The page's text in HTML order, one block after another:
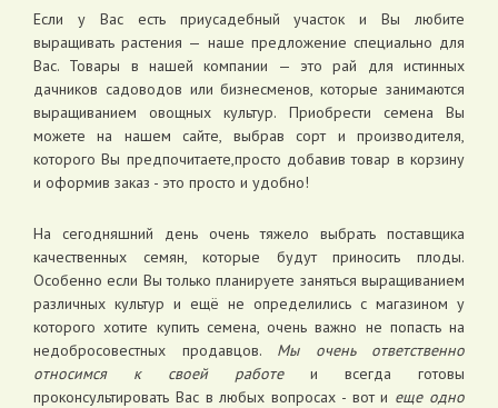
Если у Вас есть приусадебный участок и Вы любите
выращивать растения — наше предложение специально для
Вас. Товары в нашей компании — это рай для истинных
дачников садоводов или бизнесменов, которые занимаются
выращиванием овощных культур. Приобрести семена Вы
можете на нашем сайте, выбрав сорт и производителя,
которого Вы предпочитаете,просто добавив товар в корзину
и оформив заказ - это просто и удобно!
На сегодняшний день очень тяжело выбрать поставщика
качественных семян, которые будут приносить плоды.
Особенно если Вы только планируете заняться выращиванием
различных культур и ещё не определились с магазином у
которого хотите купить семена, очень важно не попасть на
недобросовестных продавцов. Мы очень ответственно
относимся к своей работеи всегда готовы
проконсультировать Вас в любых вопросах - вот и еще одно